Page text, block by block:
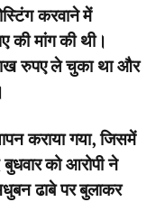
करवाने में
की मांग की थी।
रुपए ले चुका था और
कराया गया, जिसमें
को आरोपी ने
ढाबे पर बुलाकर